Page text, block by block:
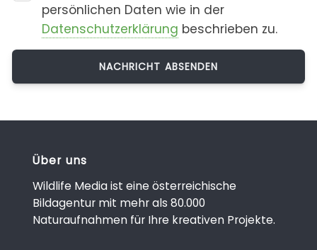
persönlichen Daten wie in der
Datenschutzerklärung beschrieben zu.
Über uns
Wildlife Media ist eine österreichische
Bildagentur mit mehr als 80.000
Naturaufnahmen für Ihre kreativen Projekte.